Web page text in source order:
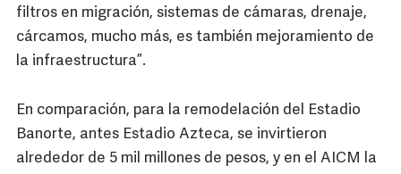
filtros en migración, sistemas de cámaras, drenaje,
cárcamos, mucho más, es también mejoramiento de
la infraestructura”.
En comparación, para la remodelación del Estadio
Banorte, antes Estadio Azteca, se invirtieron
alrededor de 5 mil millones de pesos, y en el AICM la